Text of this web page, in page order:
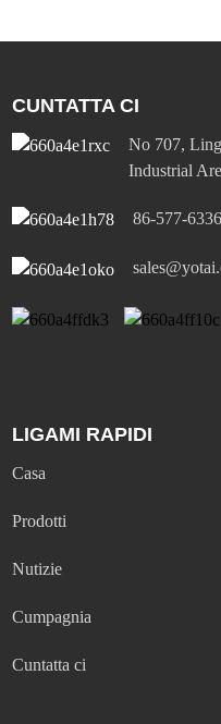
CUNTATTA CI
No 707,
Industrial
86-577-
LIGAMI RAPIDI
Casa
Prodotti
Nutizie
Cumpagnia
Cuntatta ci